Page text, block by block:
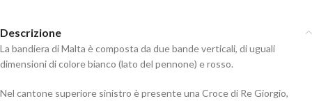
Descrizione
La bandiera di Malta è composta da due bande verticali, di uguali
dimensioni di colore bianco (lato del pennone) e rosso.
Nel cantone superiore sinistro è presente una Croce di Re Giorgio,